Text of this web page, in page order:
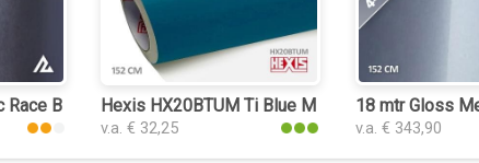
Race Blue 3084 plakfolieHexis HX20BTUM Ti Blue Matt plakfolie
v.a. € 32,25
18 mtr Gloss
v.a. € 343,90